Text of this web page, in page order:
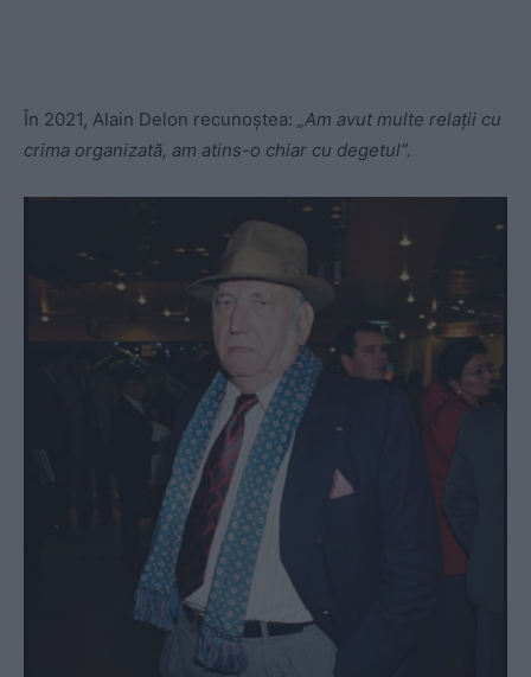
În 2021, Alain Delon recunoștea: „Am avut multe relaţii cu
crima organizată, am atins-o chiar cu degetul”.